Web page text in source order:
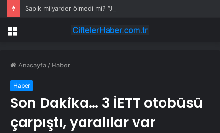
Menü
Anasayfa / Haber
Haber
Son Dakika… 3 İETT otobüsü
çarpıştı, yaralılar var